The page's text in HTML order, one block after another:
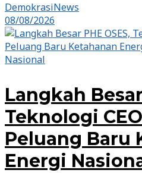
DemokrasiNews
08/08/2026
Nasional
Langkah
Teknologi
Peluang Baru
Energi